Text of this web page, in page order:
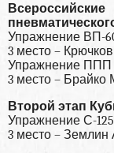
Упражнение ВП-
3 место –
Упражнение ППП
3 место – Брайко
Второй этап
Упражнение С-
3 место – Землин